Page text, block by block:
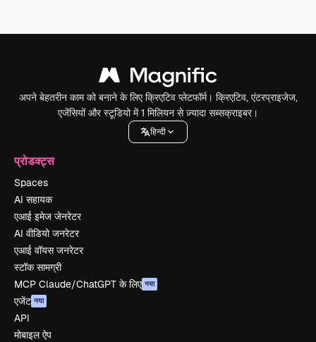
अपने बेहतरीन काम को बनाने के लिए क्रिएटिव प्लेटफॉर्म। क्रिएटिव, एंटरप्राइजेज,
एजेंसियों और स्टूडियो में 1 मिलियन से ज़्यादा सब्सक्राइबर।
हिन्दी
प्रोडक्ट्स
Spaces
AI सहायक
एआई इमेज जेनरेटर
AI वीडियो जनरेटर
एआई वॉयस जनरेटर
स्टॉक सामग्री
MCP Claude/ChatGPT के लिए नया
एजेंट नया
API
मोबाइल ऐप